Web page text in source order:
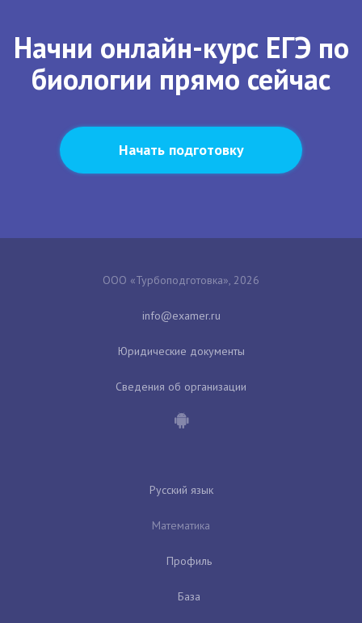
Начни онлайн-курс ЕГЭ по
биологии прямо сейчас
Начать подготовку
ООО «Турбоподготовка», 2026
Юридические документы
Сведения об организации
Русский язык
Математика
Профиль
База